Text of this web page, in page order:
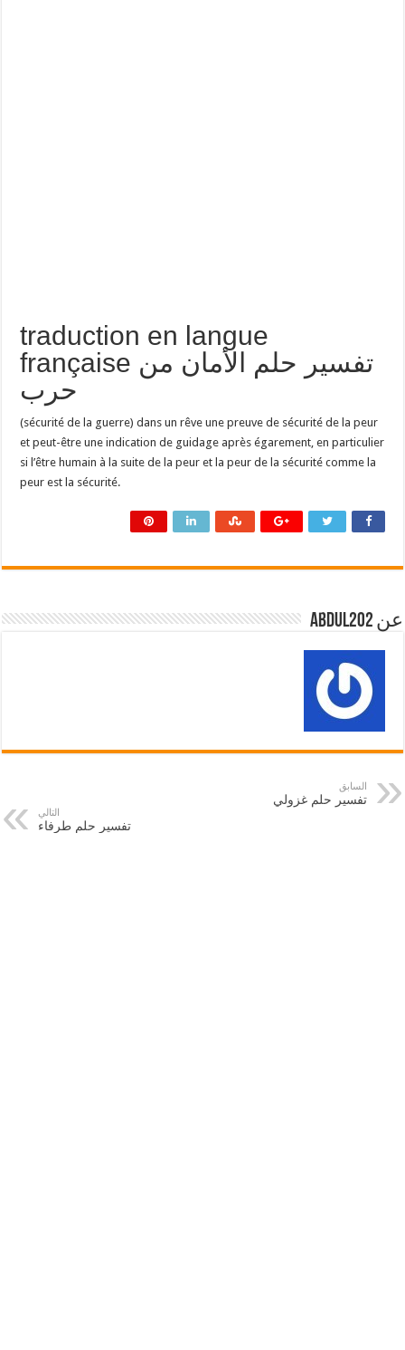
traduction en langue
française تفسير حلم الأمان من
حرب
(sécurité de la guerre) dans un rêve une preuve de sécurité de la peur
et peut-être une indication de guidage après égarement, en particulier
si l’être humain à la suite de la peur et la peur de la sécurité comme la
peur est la sécurité.
عن abdul202
السابق
تفسير حلم غزولي
التالي
تفسير حلم طرفاء